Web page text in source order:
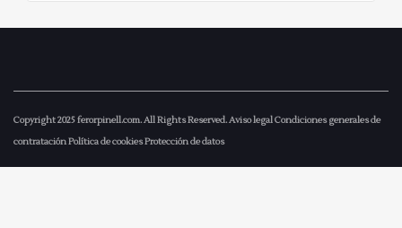
Copyright 2025ferorpinell.com. All Rights Reserved.Aviso legalCondiciones generales de
contrataciónPolítica de cookiesProtección de datos